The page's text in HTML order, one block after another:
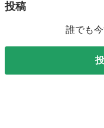
投稿
誰でも